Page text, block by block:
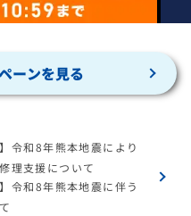
ーンを見る
令和8年熊本地震により
理支援について
令和8年熊本地震に伴う